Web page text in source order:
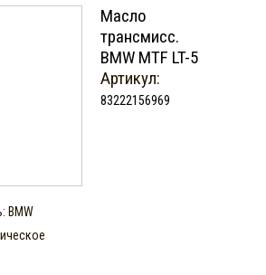
Масло
трансмисс.
BMW MTF LT-5
Артикул:
83222156969
BMW